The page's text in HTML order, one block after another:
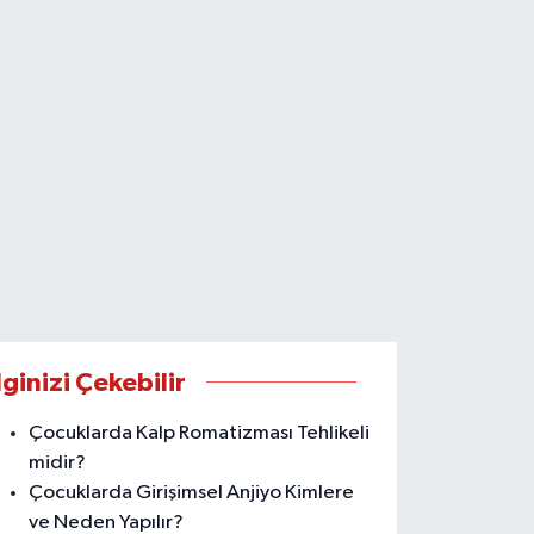
Çekebilir
Çocuklarda Kalp Romatizması Tehlikeli
midir?
Çocuklarda Girişimsel Anjiyo Kimlere
ve Neden Yapılır?